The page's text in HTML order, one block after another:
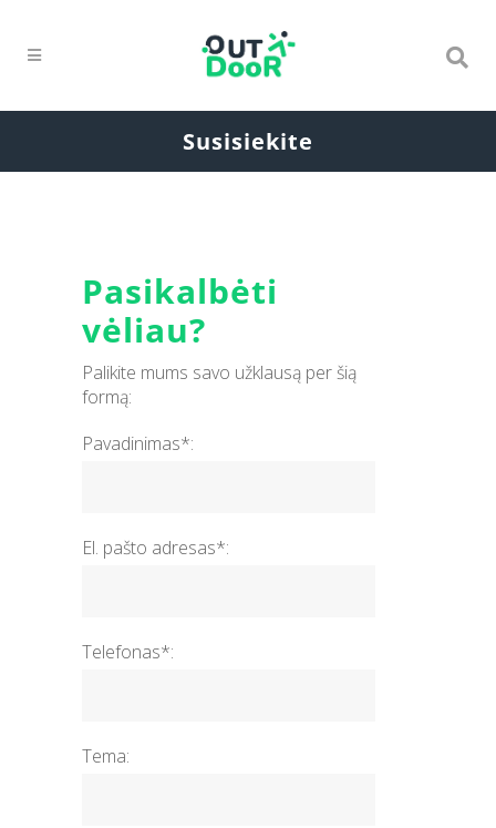
Susisiekite
Pasikalbėti
vėliau?
Palikite mums savo užklausą per šią
formą:
Pavadinimas*:
El. pašto adresas*:
Telefonas*:
Tema: